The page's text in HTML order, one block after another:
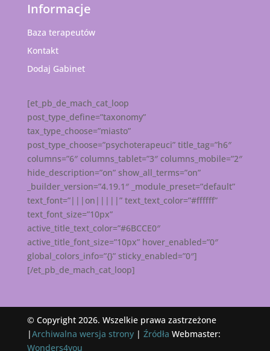
Informacje
Baza terapeutów
Kontakt
Dodaj Gabinet
[et_pb_de_mach_cat_loop
post_type_define=”taxonomy”
tax_type_choose=”miasto”
post_type_choose=”psychoterapeuci” title_tag=”h6″
columns=”6″ columns_tablet=”3″ columns_mobile=”2″
hide_description=”on” show_all_terms=”on”
_builder_version=”4.19.1″ _module_preset=”default”
text_font=”|||on|||||” text_text_color=”#ffffff”
text_font_size=”10px”
active_title_text_color=”#6BCCE0″
active_title_font_size=”10px” hover_enabled=”0″
global_colors_info=”{}” sticky_enabled=”0″]
[/et_pb_de_mach_cat_loop]
© Copyright 2026. Wszelkie prawa zastrzeżone
|Archiwalna wersja strony| Źródła Webmaster:
Wonders4you